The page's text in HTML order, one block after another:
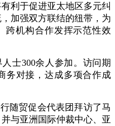
利于促进亚太地区多元纠
加强双方联结的纽带，为
跨机构合作发挥示范性效
士300余人参加。访问期
务对接，达成多项合作成
随贸促会代表团拜访了马
与亚洲国际仲裁中心、亚